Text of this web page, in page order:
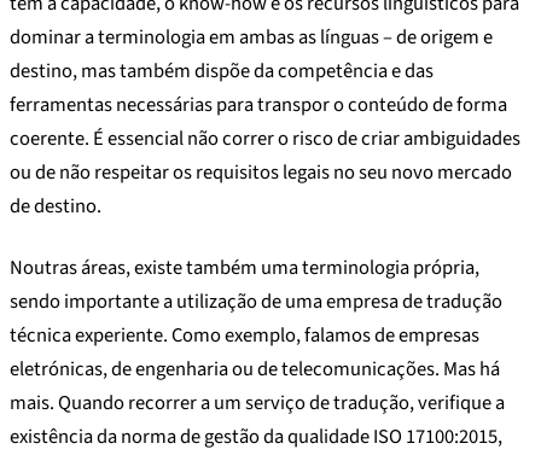
dominar a terminologia em ambas as línguas – de origem e
destino, mas também dispõe da competência e das
ferramentas necessárias para transpor o conteúdo de forma
coerente. É essencial não correr o risco de criar ambiguidades
ou de não respeitar os requisitos legais no seu novo mercado
de destino.
Noutras áreas, existe também uma terminologia própria,
sendo importante a utilização de uma empresa de tradução
técnica experiente. Como exemplo, falamos de empresas
eletrónicas, de engenharia ou de telecomunicações. Mas há
mais. Quando recorrer a um serviço de tradução, verifique a
existência da norma de gestão da qualidade ISO 17100:2015,